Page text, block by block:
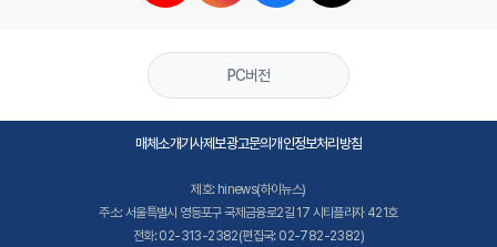
PC버전
매체소개기사제보광고문의개인정보처리방침
제호: hinews(하이뉴스)
주소: 서울특별시 영등포구 국제금융로2길 17 시티플라자 421호
전화: 02-313-2382(편집국: 02-782-2382)